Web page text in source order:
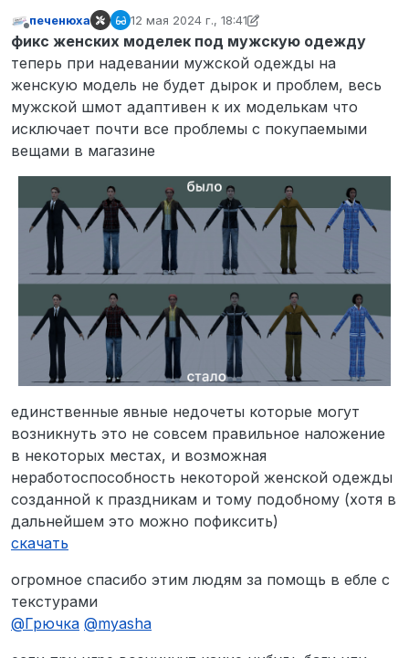
печенюха 12 мая 2024 г., 18:41
отредактировано печенюха
фикс женских моделек под мужскую одежду
теперь при надевании мужской одежды на
женскую модель не будет дырок и проблем, весь
мужской шмот адаптивен к их моделькам что
исключает почти все проблемы с покупаемыми
вещами в магазине
единственные явные недочеты которые могут
возникнуть это не совсем правильное наложение
в некоторых местах, и возможная
неработоспособность некоторой женской одежды
созданной к праздникам и тому подобному (хотя в
дальнейшем это можно пофиксить)
скачать
огромное спасибо этим людям за помощь в ебле с
текстурами
@Грючка @myasha